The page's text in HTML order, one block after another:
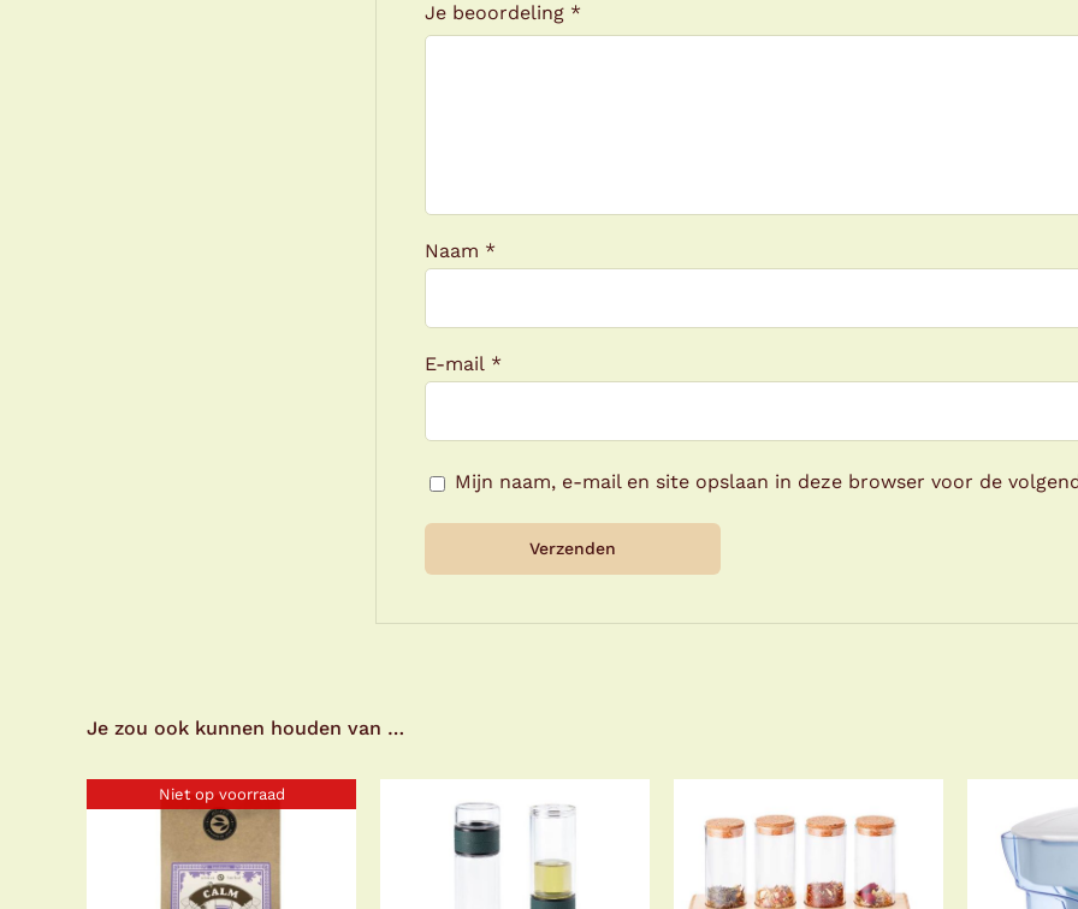
Je beoordeling *
Naam *
E-mail *
Mijn naam, e-mail en site opslaan in deze browser voor de
Je zou ook kunnen houden van …
Niet op voorraad
TOEVOEGEN AAN
WINKELWAGEN
/